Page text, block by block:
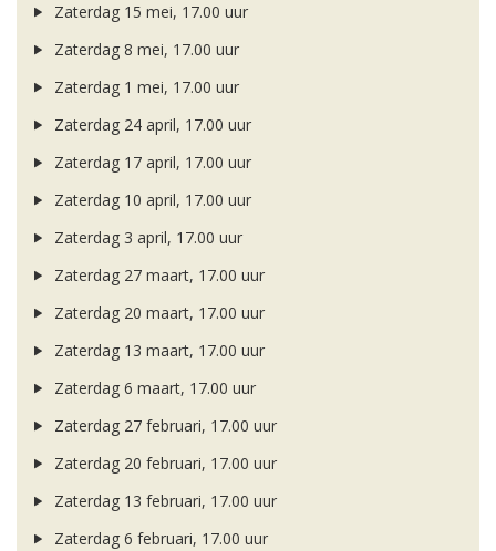
Zaterdag 15 mei, 17.00 uur
Zaterdag 8 mei, 17.00 uur
Zaterdag 1 mei, 17.00 uur
Zaterdag 24 april, 17.00 uur
Zaterdag 17 april, 17.00 uur
Zaterdag 10 april, 17.00 uur
Zaterdag 3 april, 17.00 uur
Zaterdag 27 maart, 17.00 uur
Zaterdag 20 maart, 17.00 uur
Zaterdag 13 maart, 17.00 uur
Zaterdag 6 maart, 17.00 uur
Zaterdag 27 februari, 17.00 uur
Zaterdag 20 februari, 17.00 uur
Zaterdag 13 februari, 17.00 uur
Zaterdag 6 februari, 17.00 uur